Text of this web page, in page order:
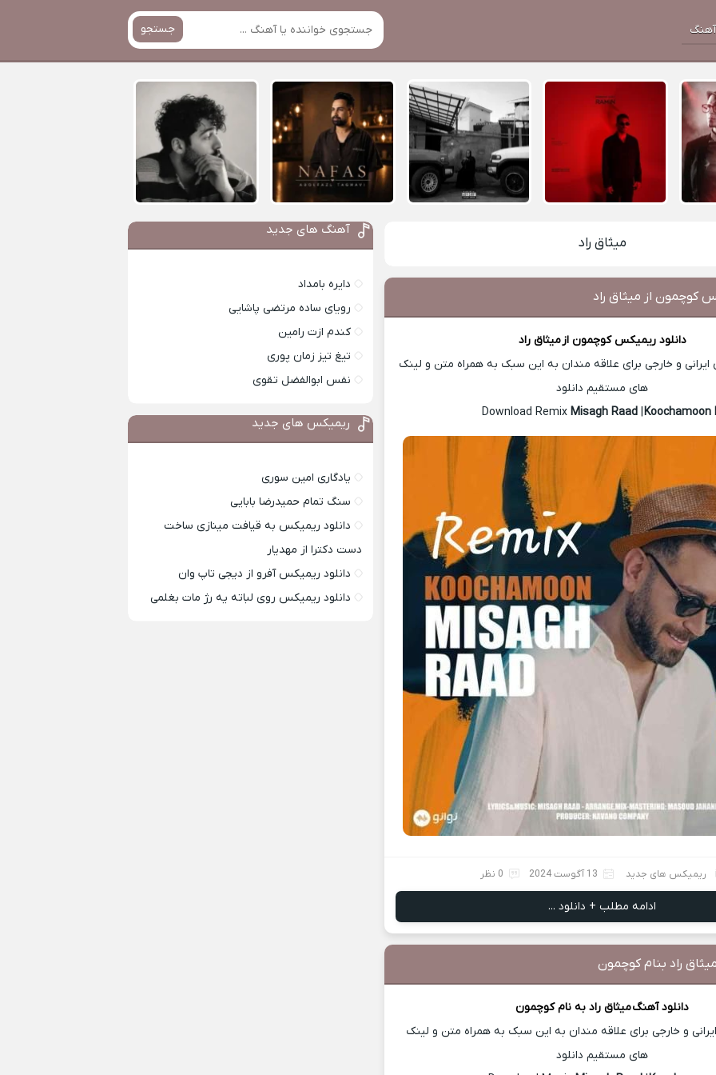
جستجو
میثاق راد
کوچمون از میثاق راد
دانلود ریمیکس کوچمون ازمیثاق راد
و خارجی برای علاقه مندان به این سبک به همراه متن و لینک
های مستقیم دانلود
Misagh Raad |Koochamoon
ریمیکس های جدید 13 آگوست 2024 0 نظر
ادامه مطلب + دانلود ...
راد بنام کوچمون
دانلود آهنگمیثاق رادبه نام کوچمون
و خارجی برای علاقه مندان به این سبک به همراه متن و لینک
های مستقیم دانلود
آهنگ های جدید
دایره بامداد
رویای ساده مرتضی پاشایی
کندم ازت رامین
تیغ تیز زمان پوری
نفس ابوالفضل تقوی
ریمیکس های جدید
یادگاری امین سوری
سنگ تمام حمیدرضا بابایی
دانلود ریمیکس به قیافت مینازی ساخت
دست دکترا از مهدیار
دانلود ریمیکس آفرو از ديجی تاپ وان
دانلود ریمیکس روی لباته یه رژ مات بغلمی